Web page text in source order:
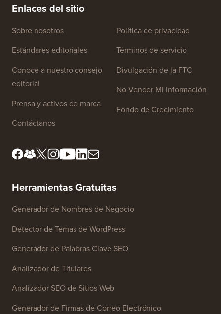
Enlaces del sitio
Sobre nosotros
Estándares editoriales
Conoce a nuestro consejo
editorial
Prensa y activos de marca
Contáctanos
Política de privacidad
Términos de servicio
Divulgación de la FTC
No Vender Mi Información
Fondo de Crecimiento
Herramientas Gratuitas
Generador de Nombres de Negocio
Detector de Temas de WordPress
Generador de Palabras Clave SEO
Analizador de Titulares
Analizador SEO de Sitios Web
Generador de Firmas de Correo Electrónico